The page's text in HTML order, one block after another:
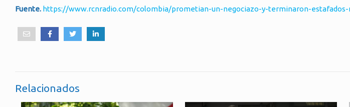
Fuente. https://www.rcnradio.com/colombia/prometian-un-negociazo-y-terminaron-
Relacionados